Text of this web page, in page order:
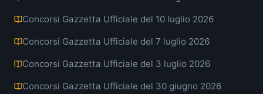
Concorsi Gazzetta Ufficiale del 10 luglio 2026
Concorsi Gazzetta Ufficiale del 7 luglio 2026
Concorsi Gazzetta Ufficiale del 3 luglio 2026
Concorsi Gazzetta Ufficiale del 30 giugno 2026